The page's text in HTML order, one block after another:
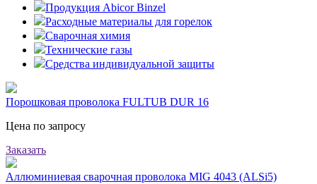
Продукция Abicor Binzel
Расходные материалы для горелок
Сварочная химия
Технические газы
Средства индивидуальной защиты
Порошковая проволока FULTUB DUR 16
Цена по запросу
Заказать
Аллюминиевая сварочная проволока MIG 4043 (ALSi5)